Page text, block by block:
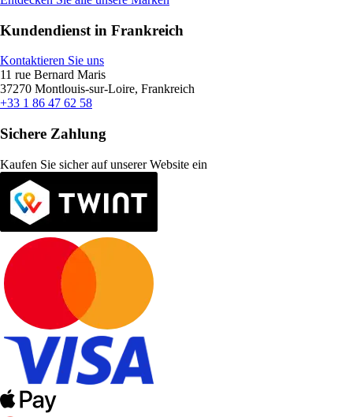
Kundendienst in Frankreich
Kontaktieren Sie uns
11 rue Bernard Maris
37270 Montlouis-sur-Loire, Frankreich
+33 1 86 47 62 58
Sichere Zahlung
Kaufen Sie sicher auf unserer Website ein